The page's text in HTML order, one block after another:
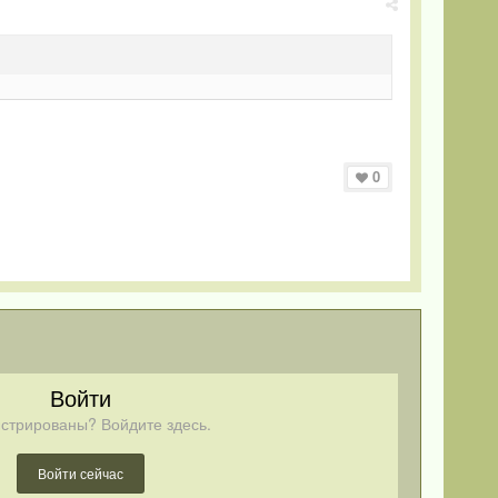
0
Войти
Войдите здесь.
Войти сейчас